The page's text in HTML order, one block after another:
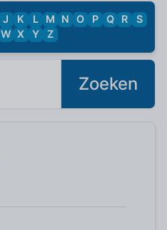
J K L M N O P Q R
S
W X Y Z
Zoeken